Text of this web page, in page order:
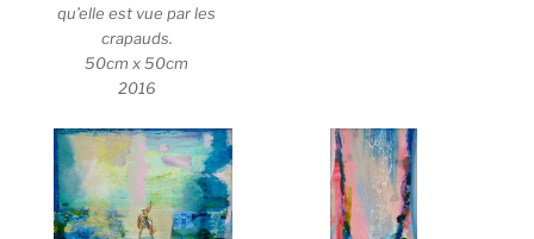
qu’elle est vue par les
crapauds.
50cm x 50cm
2016